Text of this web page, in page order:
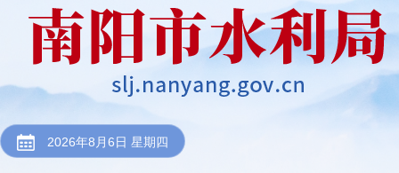
2026年8月6日 星期四